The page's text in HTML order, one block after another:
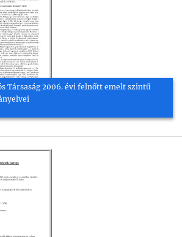
Társaság 2006. évi felnőtt emelt szintű